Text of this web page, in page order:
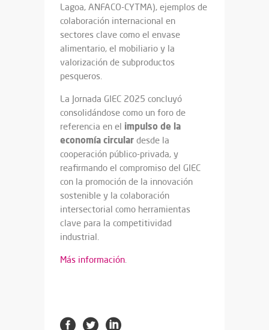
Lagoa, ANFACO-CYTMA), ejemplos de
colaboración internacional en
sectores clave como el envase
alimentario, el mobiliario y la
valorización de subproductos
pesqueros.
La Jornada GIEC 2025 concluyó
consolidándose como un foro de
referencia en el impulso de la
economía circular desde la
cooperación público-privada, y
reafirmando el compromiso del GIEC
con la promoción de la innovación
sostenible y la colaboración
intersectorial como herramientas
clave para la competitividad
industrial.
Más información.